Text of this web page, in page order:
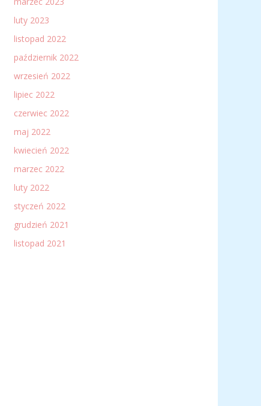
luty 2023
listopad 2022
październik 2022
wrzesień 2022
lipiec 2022
czerwiec 2022
maj 2022
kwiecień 2022
marzec 2022
luty 2022
styczeń 2022
grudzień 2021
listopad 2021